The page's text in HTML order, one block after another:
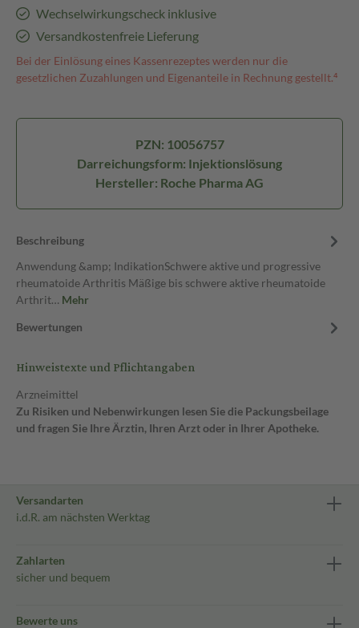
Wechselwirkungscheck inklusive
Versandkostenfreie Lieferung
Bei der Einlösung eines Kassenrezeptes werden nur die
gesetzlichen Zuzahlungen und Eigenanteile in Rechnung gestellt.⁴
PZN: 10056757
Darreichungsform: Injektionslösung
Hersteller: Roche Pharma AG
Beschreibung
Anwendung &amp; IndikationSchwere aktive und progressive
rheumatoide Arthritis Mäßige bis schwere aktive rheumatoide
Arthrit… Mehr
Bewertungen
Hinweistexte und Pflichtangaben
Arzneimittel
Zu Risiken und Nebenwirkungen lesen Sie die Packungsbeilage
und fragen Sie Ihre Ärztin, Ihren Arzt oder in Ihrer Apotheke.
Versandarten
i.d.R. am nächsten Werktag
Zahlarten
sicher und bequem
Bewerte uns